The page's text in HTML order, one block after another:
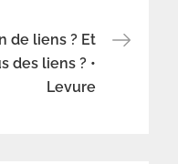
de liens ? Et
des liens ? •
Levure